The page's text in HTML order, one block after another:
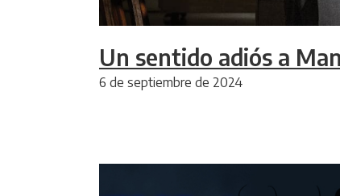
Un sentido adiós a
6 de septiembre de 2024